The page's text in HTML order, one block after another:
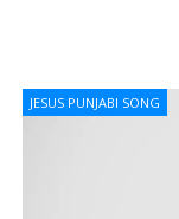
JESUS PUNJABI SONG